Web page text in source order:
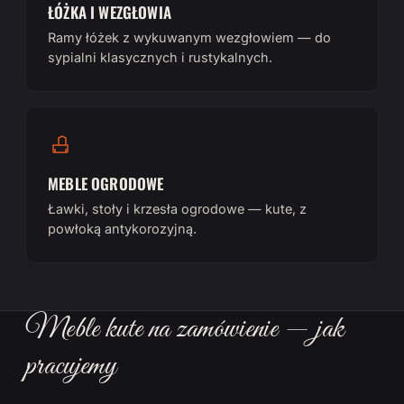
ŁÓŻKA I WEZGŁOWIA
Ramy łóżek z wykuwanym wezgłowiem — do
sypialni klasycznych i rustykalnych.
MEBLE OGRODOWE
Ławki, stoły i krzesła ogrodowe — kute, z
powłoką antykorozyjną.
Meble kute na zamówienie — jak
pracujemy